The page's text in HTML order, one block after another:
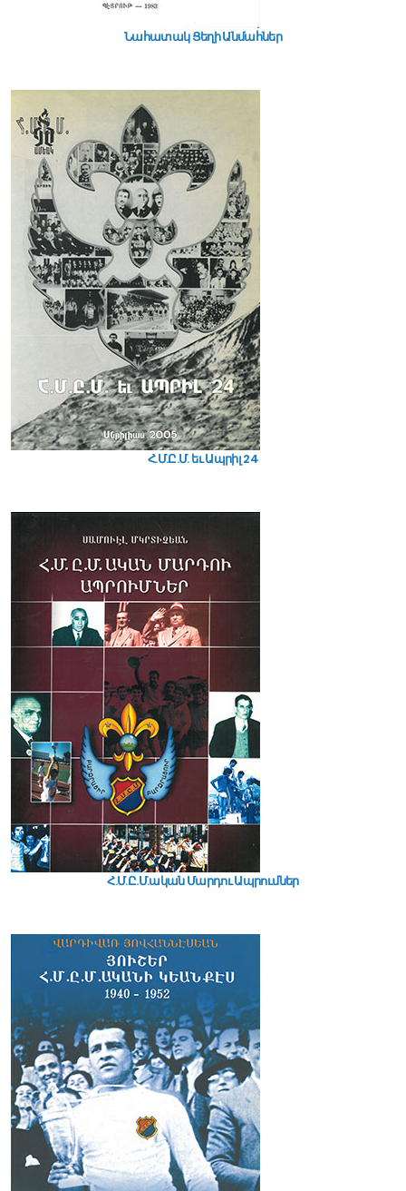
Նահատակ Ցեղի Անմահներ
Հ.Մ.Ը.Մ. եւ Ապրիլ 24
Հ.Մ.Ը.Մ.ական Մարդու Ապրումներ